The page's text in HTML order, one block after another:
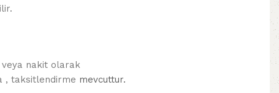
veya nakit olarak
, taksitlendirme mevcuttur.